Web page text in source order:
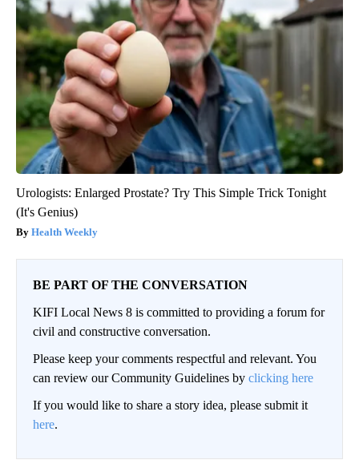
Urologists: Enlarged Prostate? Try This Simple Trick Tonight
(It's Genius)
Health Weekly
BE PART OF THE CONVERSATION
KIFI Local News 8 is committed to providing a forum for
civil and constructive conversation.
Please keep your comments respectful and relevant. You
can review our Community Guidelines by clicking here
If you would like to share a story idea, please submit it
here.